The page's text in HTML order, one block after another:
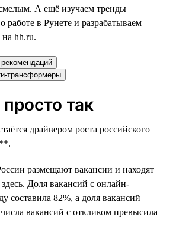
А ещё изучаем тренды
работе в Рунете и разрабатываем
hh.ru.
трансформеры
так
драйвером роста российского
размещают вакансии и находят
Доля вакансий с онлайн-
составила 82%, а доля вакансий
вакансий с откликом превысила